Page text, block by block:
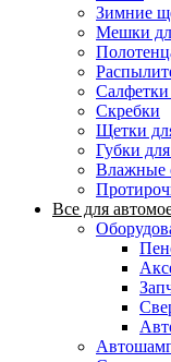
Зимние
Мешки
Скребки
Щетки
Губки
Влажные
Все для